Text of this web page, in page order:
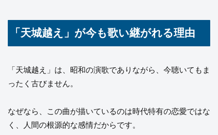
「天城越え」が今も歌い継がれる理由
「天城越え」は、昭和の演歌でありながら、今聴いてもま
ったく古びません。
なぜなら、この曲が描いているのは時代特有の恋愛ではな
く、人間の根源的な感情だからです。